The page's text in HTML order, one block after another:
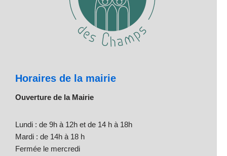
Horaires de la mairie
Ouverture de la Mairie
Lundi : de 9h à 12h et de 14 h à 18h
Mardi : de 14h à 18 h
Fermée le mercredi